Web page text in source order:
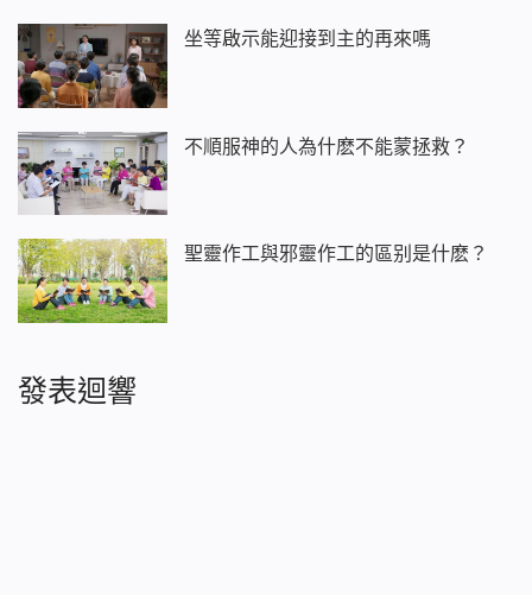
坐等啟示能迎接到主的再來嗎
不順服神的人為什麽不能蒙拯救？
聖靈作工與邪靈作工的區别是什麽？
發表迴響